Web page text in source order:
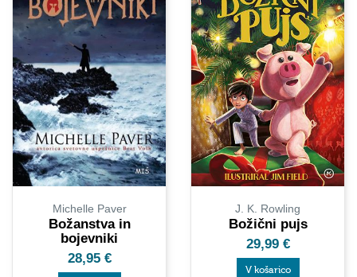
Michelle Paver
Božanstva in
bojevniki
28,95 €
J. K. Rowling
Božični pujs
29,99 €
V košarico